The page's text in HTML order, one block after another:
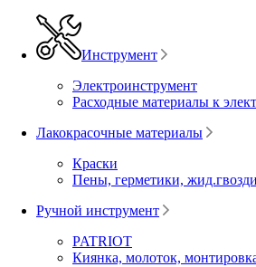
Инструмент
Электроинструмент
Расходные материалы к
Лакокрасочные материалы
Краски
Пены, герметики,
Ручной инструмент
PATRIOT
Киянка, молоток,